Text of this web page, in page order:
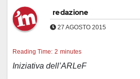
redazione
27 AGOSTO 2015
Reading Time: 2 minutes
Iniziativa dell’ARLeF